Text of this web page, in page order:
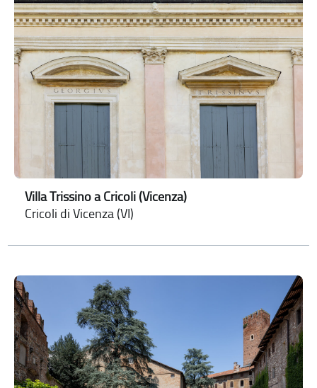
Villa Trissino a Cricoli (Vicenza)
Cricoli di Vicenza (VI)